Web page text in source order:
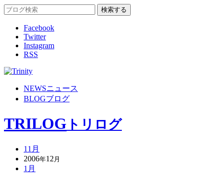
Facebook
Twitter
Instagram
RSS
NEWSニュース
BLOGブログ
TRILOG トリログ
11月
2006年12 月
1月